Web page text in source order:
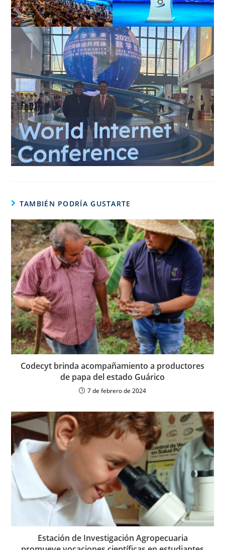
TAMBIÉN PODRÍA GUSTARTE
Codecyt brinda acompañamiento a productores
de papa del estado Guárico
7 de febrero de 2024
Estación de Investigación Agropecuaria